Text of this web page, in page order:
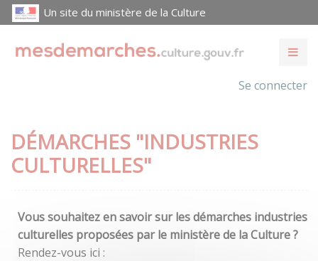
Un site du ministère de la Culture
Se connecter
DÉMARCHES "INDUSTRIES
CULTURELLES"
Vous souhaitez en savoir sur les démarches industries
culturelles proposées par le ministère de la Culture ?
Rendez-vous ici :